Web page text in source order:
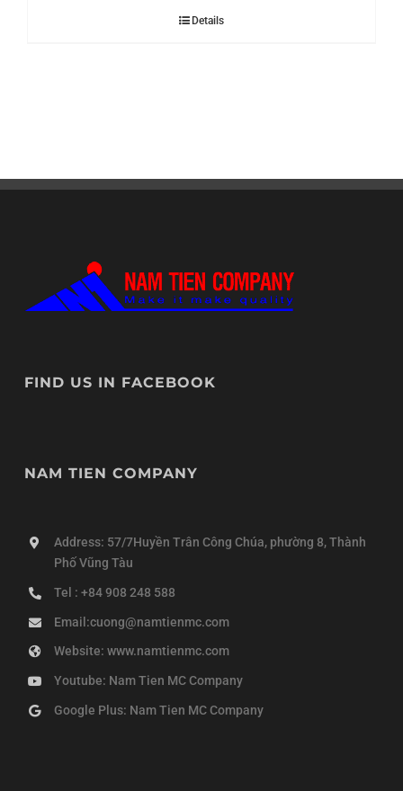
Details
FIND US IN FACEBOOK
NAM TIEN COMPANY
Address: 57/7Huyền Trân Công Chúa, phường 8, Thành
Phố Vũng Tàu
Tel : +84 908 248 588
Email:cuong@namtienmc.com
Website: www.namtienmc.com
Youtube: Nam Tien MC Company
Google Plus: Nam Tien MC Company